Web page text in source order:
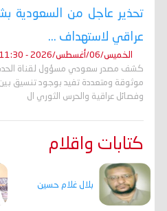
تحذير عاجل من السعودية
عراقي لاستهداف ...
الخميس/06/أغسطس/2026 - 11:30 م
كشف مصدر سعودي مسؤول لقناة الحدث
موثوقة ومتعددة تفيد بوجود تنسيق
وفصائل عراقية والحرس الثوري ال
كتابات واقلام
بلال غلام حسين